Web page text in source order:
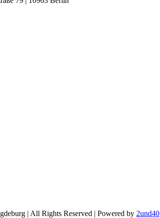
| All Rights Reserved | Powered by 2und40